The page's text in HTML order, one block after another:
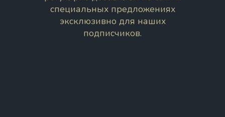
специальных предложениях
эксклюзивно для наших
подписчиков.